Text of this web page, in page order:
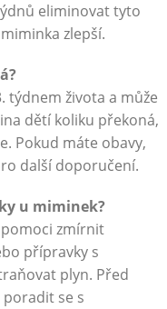
eliminovat tyto
zlepší.
týdnem života a může
dětí koliku překoná,
Pokud máte obavy,
další doporučení.
u miminek?
zmírnit
přípravky s
plyn. Před
se s